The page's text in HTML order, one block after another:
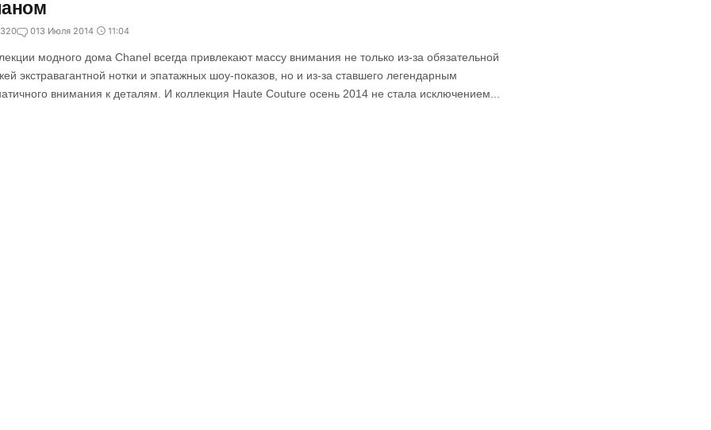
013 Июля 2014 11:04
модного дома Chanel всегда привлекают массу внимания не только из-за обязательной
экстравагантной нотки и эпатажных шоу-показов, но и из-за ставшего легендарным
внимания к деталям. И коллекция Haute Couture осень 2014 не стала исключением...